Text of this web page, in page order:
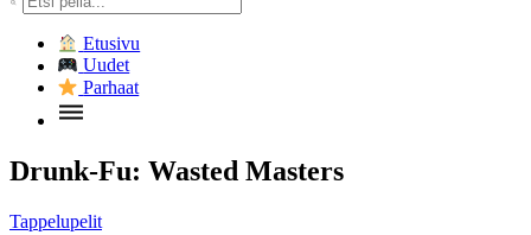
Etusivu
Uudet
Parhaat
Drunk-Fu: Wasted Masters
Tappelupelit